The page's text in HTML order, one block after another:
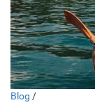
Blog /